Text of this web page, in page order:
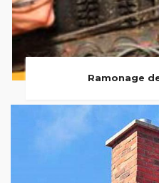
Ramonage